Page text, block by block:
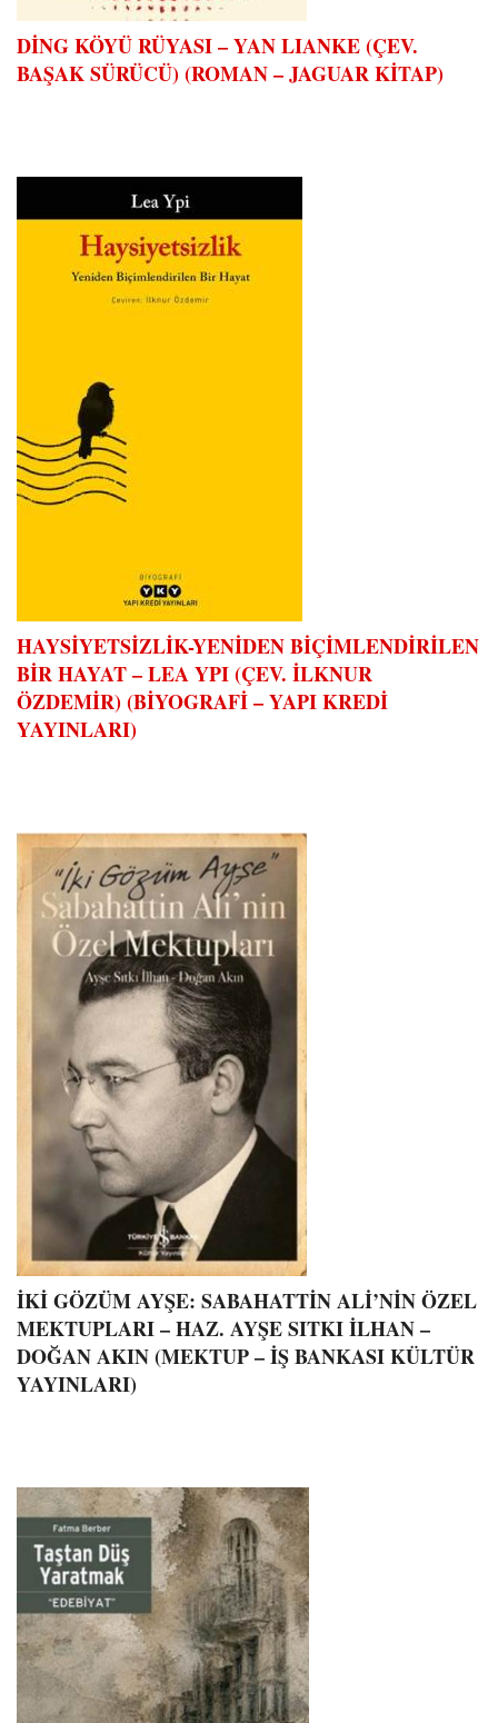
DİNG KÖYÜ RÜYASI – YAN LIANKE (ÇEV.
BAŞAK SÜRÜCÜ) (ROMAN – JAGUAR KİTAP)
HAYSİYETSİZLİK-YENİDEN BİÇİMLENDİRİLEN
BİR HAYAT – LEA YPI (ÇEV. İLKNUR
ÖZDEMİR) (BİYOGRAFİ – YAPI KREDİ
YAYINLARI)
İKİ GÖZÜM AYŞE: SABAHATTİN ALİ’NİN ÖZEL
MEKTUPLARI – HAZ. AYŞE SITKI İLHAN –
DOĞAN AKIN (MEKTUP – İŞ BANKASI KÜLTÜR
YAYINLARI)